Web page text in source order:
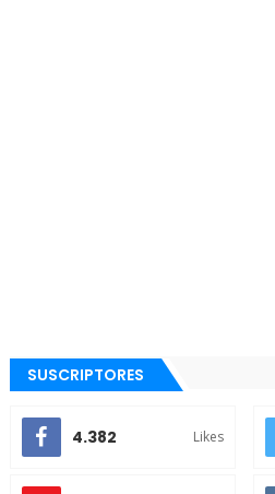
SUSCRIPTORES
4.382 Likes